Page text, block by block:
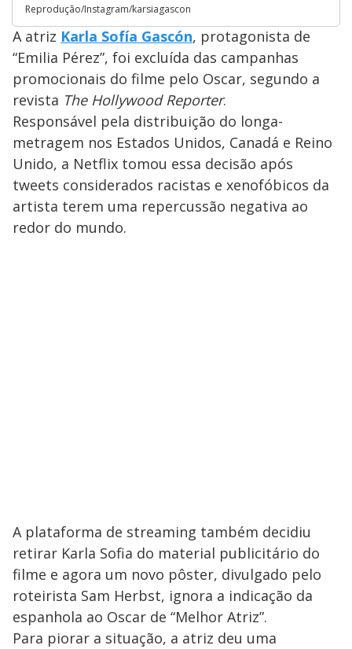
Reprodução/Instagram/karsiagascon
A atriz Karla Sofía Gascón, protagonista de
“Emilia Pérez”, foi excluída das campanhas
promocionais do filme pelo Oscar, segundo a
revista The Hollywood Reporter.
Responsável pela distribuição do longa-
metragem nos Estados Unidos, Canadá e Reino
Unido, a Netflix tomou essa decisão após
tweets considerados racistas e xenofóbicos da
artista terem uma repercussão negativa ao
redor do mundo.
A plataforma de streaming também decidiu
retirar Karla Sofia do material publicitário do
filme e agora um novo pôster, divulgado pelo
roteirista Sam Herbst, ignora a indicação da
espanhola ao Oscar de “Melhor Atriz”.
Para piorar a situação, a atriz deu uma